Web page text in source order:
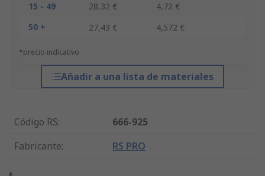
15 - 49
28,32 €
4,72 €
50 +
27,43 € 4,572 €
*precio indicativo
Añadir a una lista de materiales
Código RS:
666-925
Fabricante: RS PRO